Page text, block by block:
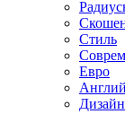
Стиль
Евро